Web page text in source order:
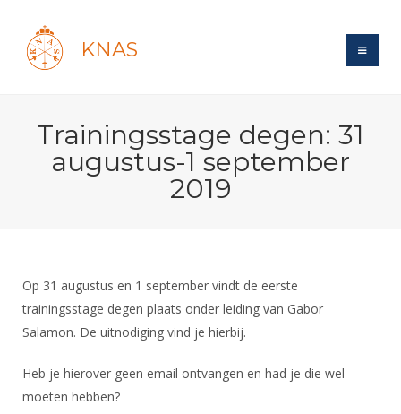
KNAS
Login
Recent posts
Forums
Maandelijks archief
Bond
Bond
Reglementen
Ledencijfers
Sponsors en Partners
Schermen
Recreatiesport
Veteranen
Lichtzwaardschermen
Wedstrijdsport
Nieuws
NK's
Oranje
DBT
Voor de jeugd
Spreekbeurtpakket
Ouders en vereniging
Jeugdkampen
Forums
Schermforum
Zoek Vereniging
Contact
Trainingsstage degen: 31
augustus-1 september
2019
Op 31 augustus en 1 september vindt de eerste
trainingsstage degen plaats onder leiding van Gabor
Salamon. De uitnodiging vind je hierbij.
Heb je hierover geen email ontvangen en had je die wel
moeten hebben?